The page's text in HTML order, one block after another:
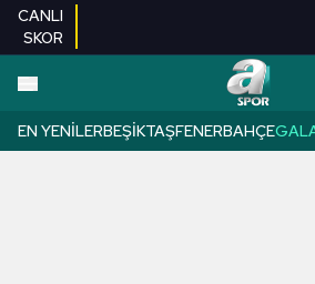
CANLI
SKOR
EN YENILERBEŞIKTAŞFENERBAHÇE